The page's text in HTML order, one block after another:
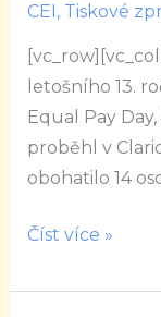
CEI , Tiskové
letošního 13.
Equal Pay
proběhl v
obohatilo 14
Day
je
vzájemná
podpora
a
inspirace
Číst více »